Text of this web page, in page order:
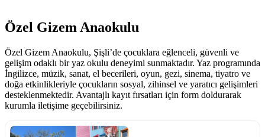
Özel Gizem Anaokulu
Özel Gizem Anaokulu, Şişli’de çocuklara eğlenceli, güvenli ve
gelişim odaklı bir yaz okulu deneyimi sunmaktadır. Yaz programında
İngilizce, müzik, sanat, el becerileri, oyun, gezi, sinema, tiyatro ve
doğa etkinlikleriyle çocukların sosyal, zihinsel ve yaratıcı gelişimleri
desteklenmektedir. Avantajlı kayıt fırsatları için form doldurarak
kurumla iletişime geçebilirsiniz.